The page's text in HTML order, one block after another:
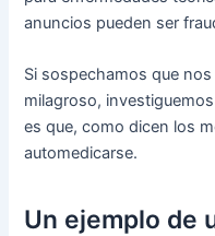
anuncios pueden ser
Si sospechamos que
milagroso,
es que, como dicen los
automedicarse.
Un ejemplo de